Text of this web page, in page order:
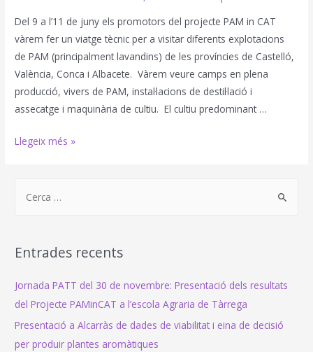
Del 9 a l’11 de juny els promotors del projecte PAM in CAT
vàrem fer un viatge tècnic per a visitar diferents explotacions
de PAM (principalment lavandins) de les províncies de Castelló,
València, Conca i Albacete. Vàrem veure camps en plena
producció, vivers de PAM, instal·lacions de destil·lació i
assecatge i maquinària de cultiu. El cultiu predominant …
Viatge
Llegeix més »
h
f
o
Entrades recents
Jornada PATT del 30 de novembre: Presentació dels resultats
del Projecte PAMinCAT a l’escola Agraria de Tàrrega
Presentació a Alcarràs de dades de viabilitat i eina de decisió
per produir plantes aromàtiques